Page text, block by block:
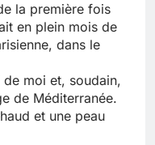
la première fois
en plein mois de
dans le
moi et, soudain,
de Méditerranée.
et une peau